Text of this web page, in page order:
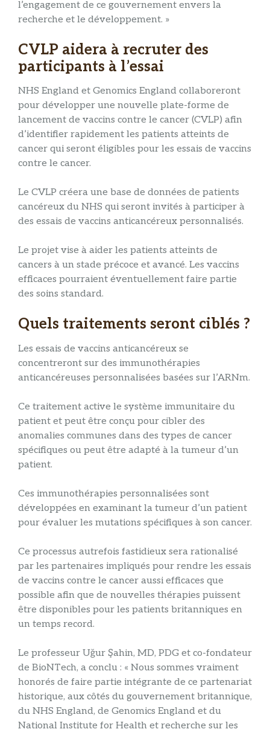
l’engagement de ce gouvernement envers la
recherche et le développement. »
CVLP aidera à recruter des
participants à l’essai
NHS England et Genomics England collaboreront
pour développer une nouvelle plate-forme de
lancement de vaccins contre le cancer (CVLP) afin
d’identifier rapidement les patients atteints de
cancer qui seront éligibles pour les essais de vaccins
contre le cancer.
Le CVLP créera une base de données de patients
cancéreux du NHS qui seront invités à participer à
des essais de vaccins anticancéreux personnalisés.
Le projet vise à aider les patients atteints de
cancers à un stade précoce et avancé. Les vaccins
efficaces pourraient éventuellement faire partie
des soins standard.
Quels traitements seront ciblés ?
Les essais de vaccins anticancéreux se
concentreront sur des immunothérapies
anticancéreuses personnalisées basées sur l’ARNm.
Ce traitement active le système immunitaire du
patient et peut être conçu pour cibler des
anomalies communes dans des types de cancer
spécifiques ou peut être adapté à la tumeur d’un
patient.
Ces immunothérapies personnalisées sont
développées en examinant la tumeur d’un patient
pour évaluer les mutations spécifiques à son cancer.
Ce processus autrefois fastidieux sera rationalisé
par les partenaires impliqués pour rendre les essais
de vaccins contre le cancer aussi efficaces que
possible afin que de nouvelles thérapies puissent
être disponibles pour les patients britanniques en
un temps record.
Le professeur Uğur Şahin, MD, PDG et co-fondateur
de BioNTech, a conclu : « Nous sommes vraiment
honorés de faire partie intégrante de ce partenariat
historique, aux côtés du gouvernement britannique,
du NHS England, de Genomics England et du
National Institute for Health et recherche sur les